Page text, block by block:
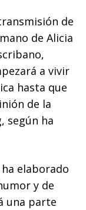
de
de Alicia
a vivir
hasta que
de la
según ha
ha elaborado
y de
una parte